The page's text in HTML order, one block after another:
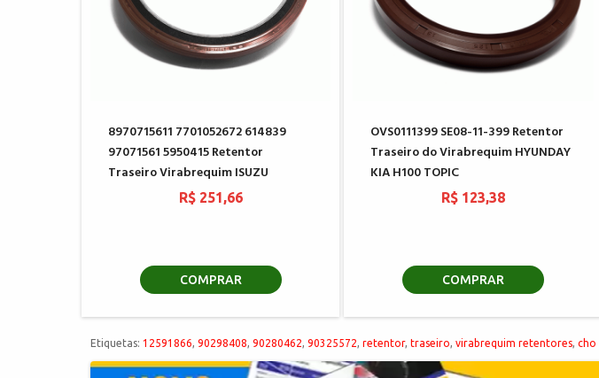
8970715611 7701052672 614839
97071561 5950415 Retentor
Traseiro Virabrequim ISUZU
R$ 251,66
COMPRAR
OVS0111399 SE08-11-399 Retentor
Traseiro do Virabrequim HYUNDAY
KIA H100 TOPIC
R$ 123,38
COMPRAR
Etiquetas: 12591866 90298408 90280462 90325572 retentor, traseiro virabrequim retentores cho